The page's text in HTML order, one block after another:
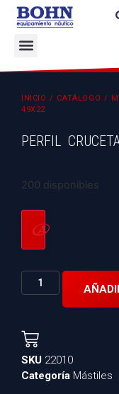
INICIO / CATÁLOGO /
49X22
PERFIL
200 disponibles
SKU 22010
Categoría Mástiles